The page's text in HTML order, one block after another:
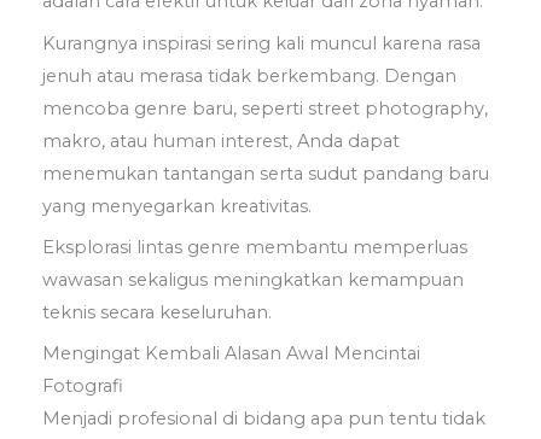
Kurangnya inspirasi sering kali muncul karena rasa
jenuh atau merasa tidak berkembang. Dengan
mencoba genre baru, seperti street photography,
makro, atau human interest, Anda dapat
menemukan tantangan serta sudut pandang baru
yang menyegarkan kreativitas.
Eksplorasi lintas genre membantu memperluas
wawasan sekaligus meningkatkan kemampuan
teknis secara keseluruhan.
Mengingat Kembali Alasan Awal Mencintai
Fotografi
Menjadi profesional di bidang apa pun tentu tidak